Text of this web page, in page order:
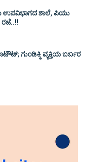
ಉಪವಿಭಾಗದ ಶಾಲೆ, ಪಿಯು
ರಜೆ..!!
ಗುಂಡಿಕ್ಕಿ ವ್ಯಕ್ತಿಯ ಬರ್ಬರ